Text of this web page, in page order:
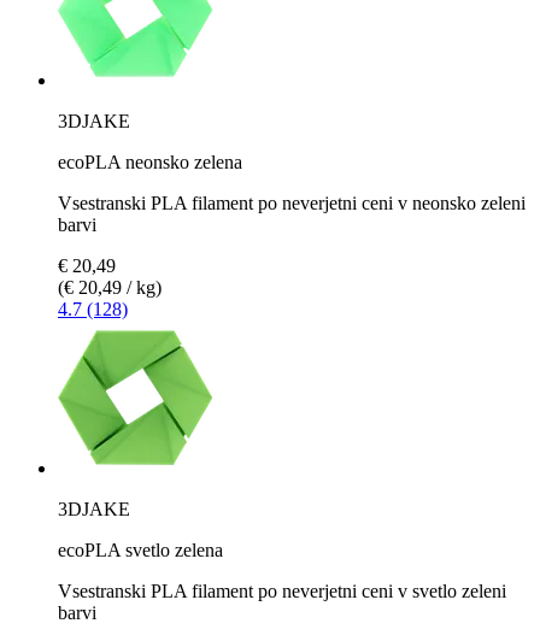
3DJAKE
ecoPLA neonsko zelena
Vsestranski PLA filament po neverjetni ceni v neonsko zeleni
barvi
€ 20,49
(€ 20,49 / kg)
4.7 (128)
3DJAKE
ecoPLA svetlo zelena
Vsestranski PLA filament po neverjetni ceni v svetlo zeleni
barvi